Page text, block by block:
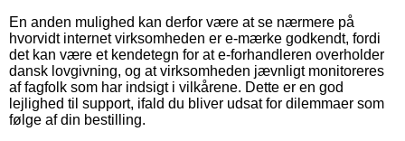
En anden mulighed kan derfor være at se nærmere på
hvorvidt internet virksomheden er e-mærke godkendt, fordi
det kan være et kendetegn for at e-forhandleren overholder
dansk lovgivning, og at virksomheden jævnligt monitoreres
af fagfolk som har indsigt i vilkårene. Dette er en god
lejlighed til support, ifald du bliver udsat for dilemmaer som
følge af din bestilling.